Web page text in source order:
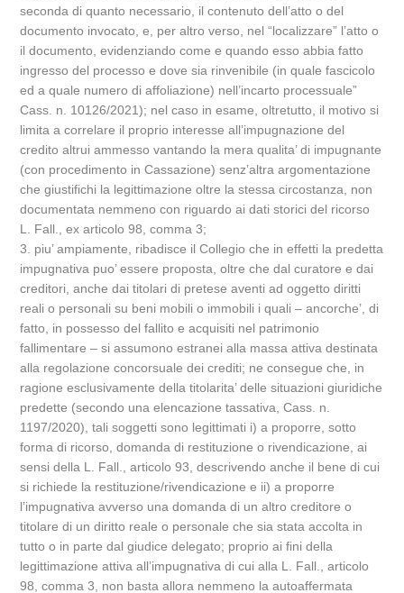
seconda di quanto necessario, il contenuto dell’atto o del
documento invocato, e, per altro verso, nel “localizzare” l’atto o
il documento, evidenziando come e quando esso abbia fatto
ingresso del processo e dove sia rinvenibile (in quale fascicolo
ed a quale numero di affoliazione) nell’incarto processuale”
Cass. n. 10126/2021); nel caso in esame, oltretutto, il motivo si
limita a correlare il proprio interesse all’impugnazione del
credito altrui ammesso vantando la mera qualita’ di impugnante
(con procedimento in Cassazione) senz’altra argomentazione
che giustifichi la legittimazione oltre la stessa circostanza, non
documentata nemmeno con riguardo ai dati storici del ricorso
L. Fall., ex articolo 98, comma 3;
3. piu’ ampiamente, ribadisce il Collegio che in effetti la predetta
impugnativa puo’ essere proposta, oltre che dal curatore e dai
creditori, anche dai titolari di pretese aventi ad oggetto diritti
reali o personali su beni mobili o immobili i quali – ancorche’, di
fatto, in possesso del fallito e acquisiti nel patrimonio
fallimentare – si assumono estranei alla massa attiva destinata
alla regolazione concorsuale dei crediti; ne consegue che, in
ragione esclusivamente della titolarita’ delle situazioni giuridiche
predette (secondo una elencazione tassativa, Cass. n.
1197/2020), tali soggetti sono legittimati i) a proporre, sotto
forma di ricorso, domanda di restituzione o rivendicazione, ai
sensi della L. Fall., articolo 93, descrivendo anche il bene di cui
si richiede la restituzione/rivendicazione e ii) a proporre
l’impugnativa avverso una domanda di un altro creditore o
titolare di un diritto reale o personale che sia stata accolta in
tutto o in parte dal giudice delegato; proprio ai fini della
legittimazione attiva all’impugnativa di cui alla L. Fall., articolo
98, comma 3, non basta allora nemmeno la autoaffermata